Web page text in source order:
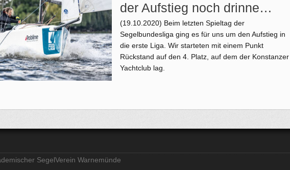
der Aufstieg noch drinne…
(19.10.2020) Beim letzten Spieltag der
Segelbundesliga ging es für uns um den Aufstieg in
die erste Liga. Wir starteten mit einem Punkt
Rückstand auf den 4. Platz, auf dem der Konstanzer
Yachtclub lag.
SegelVerein Warnemünde